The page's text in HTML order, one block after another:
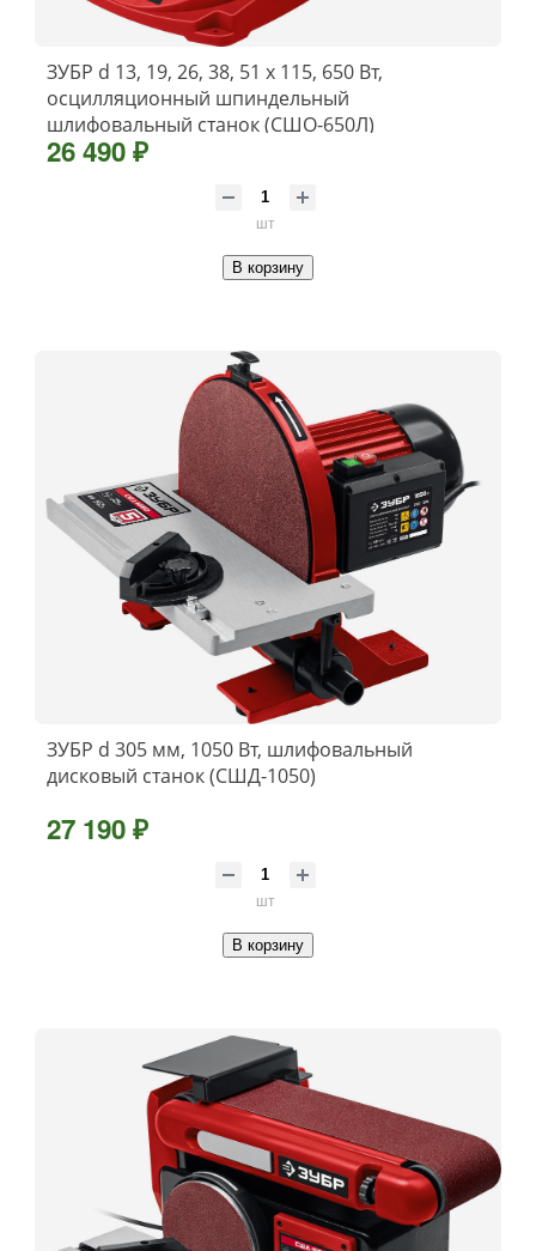
ЗУБР d 13, 19, 26, 38, 51 x 115, 650 Вт,
осцилляционный шпиндельный
шлифовальный станок (СШО-650Л)
26 490 ₽
шт
В корзину
ЗУБР d 305 мм, 1050 Вт, шлифовальный
дисковый станок (СШД-1050)
27 190 ₽
шт
В корзину